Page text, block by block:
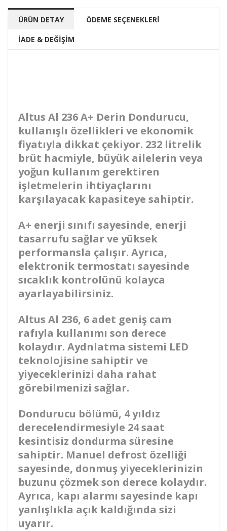
ÜRÜN DETAY ÖDEME SEÇENEKLERİ
İADE & DEĞİŞİM
Altus Al 236 A+ Derin Dondurucu,
kullanışlı özellikleri ve ekonomik
fiyatıyla dikkat çekiyor. 232 litrelik
brüt hacmiyle, büyük ailelerin veya
yoğun kullanım gerektiren
işletmelerin ihtiyaçlarını
karşılayacak kapasiteye sahiptir.
A+ enerji sınıfı sayesinde, enerji
tasarrufu sağlar ve yüksek
performansla çalışır. Ayrıca,
elektronik termostatı sayesinde
sıcaklık kontrolünü kolayca
ayarlayabilirsiniz.
Altus Al 236, 6 adet geniş cam
rafıyla kullanımı son derece
kolaydır. Aydnlatma sistemi LED
teknolojisine sahiptir ve
yiyeceklerinizi daha rahat
görebilmenizi sağlar.
Dondurucu bölümü, 4 yıldız
derecelendirmesiyle 24 saat
kesintisiz dondurma süresine
sahiptir. Manuel defrost özelliği
sayesinde, donmuş yiyeceklerinizin
buzunu çözmek son derece kolaydır.
Ayrıca, kapı alarmı sayesinde kapı
yanlışlıkla açık kaldığında sizi
uyarır.